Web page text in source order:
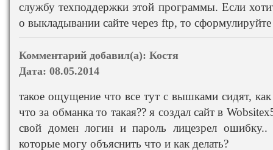
службу техподдержки этой программы. Если
о выкладывании сайте через ftp, то
Комментарий добавил(а): Костя
Дата: 08.05.2014
такое ощущение что все тут с вышками сидят,
что за обманка то такая?? я создал сайт в
свой домен логин и пароль лицезрел
которые могу объяснить что и как делать?